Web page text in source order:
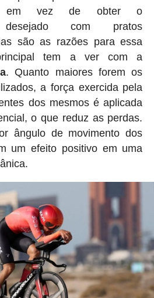
em vez de obter o
desejado com pratos
são as razões para essa
tem a ver com a
. Quanto maiores forem os
a força exercida pela
dos mesmos é aplicada
o que reduz as perdas.
ângulo de movimento dos
um efeito positivo em uma